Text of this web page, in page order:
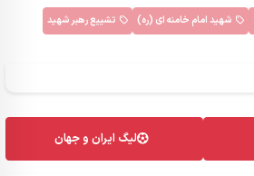
شهید امام خامنه ای (ره) تشییع رهبر شهید
لیگ ایران و جهان